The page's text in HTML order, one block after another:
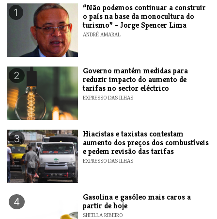
1
“Não podemos continuar a construir
o país na base da monocultura do
turismo” - Jorge Spencer Lima
ANDRÉ AMARAL
2
Governo mantém medidas para
reduzir impacto do aumento de
tarifas no sector eléctrico
EXPRESSO DAS ILHAS
3
Hiacistas e taxistas contestam
aumento dos preços dos combustíveis
e pedem revisão das tarifas
EXPRESSO DAS ILHAS
4
Gasolina e gasóleo mais caros a
partir de hoje
SHEILLA RIBEIRO